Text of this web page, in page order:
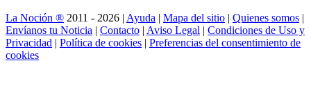
La Noción ® 2011 - 2026 | Ayuda | Mapa del sitio | Quienes somos |
Envíanos tu Noticia | Contacto | Aviso Legal | Condiciones de Uso y
Privacidad | Política de cookies | Preferencias del consentimiento de
cookies